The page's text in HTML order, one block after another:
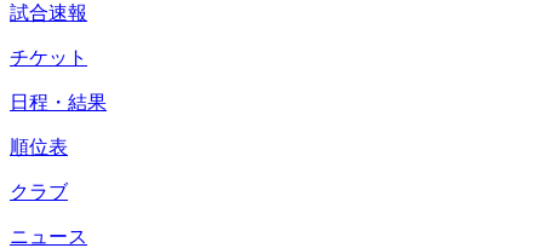
試合速報
チケット
日程・結果
順位表
クラブ
ニュース